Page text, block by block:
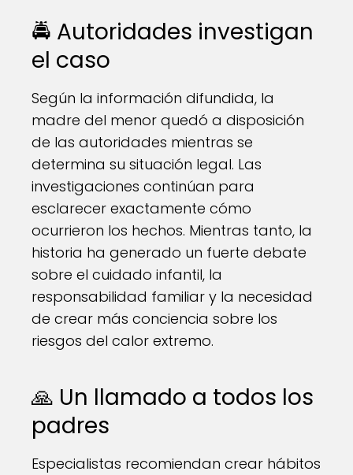
🚔 Autoridades investigan
el caso
Según la información difundida, la
madre del menor quedó a disposición
de las autoridades mientras se
determina su situación legal. Las
investigaciones continúan para
esclarecer exactamente cómo
ocurrieron los hechos. Mientras tanto, la
historia ha generado un fuerte debate
sobre el cuidado infantil, la
responsabilidad familiar y la necesidad
de crear más conciencia sobre los
riesgos del calor extremo.
🙏 Un llamado a todos los
padres
Especialistas recomiendan crear hábitos